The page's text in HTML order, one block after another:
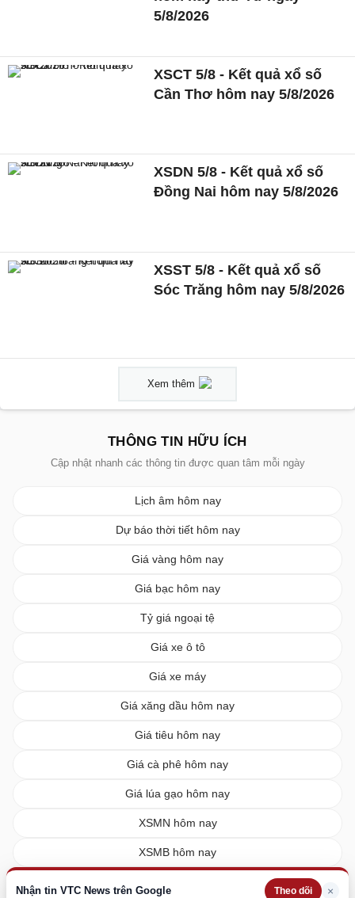
Nhận tin VTC News trên Google Theo dõi ×
5/8/2026
XSCT 5/8 - Kết quả xổ số
Cần Thơ hôm nay 5/8/2026
XSDN 5/8 - Kết quả xổ số
Đồng Nai hôm nay 5/8/2026
XSST 5/8 - Kết quả xổ số
Sóc Trăng hôm nay 5/8/2026
Xem thêm
THÔNG TIN HỮU ÍCH
Cập nhật nhanh các thông tin được quan tâm mỗi ngày
Lịch âm hôm nay
Dự báo thời tiết hôm nay
Giá vàng hôm nay
Giá bạc hôm nay
Tỷ giá ngoại tệ
Giá xe ô tô
Giá xe máy
Giá xăng dầu hôm nay
Giá tiêu hôm nay
Giá cà phê hôm nay
Giá lúa gạo hôm nay
XSMN hôm nay
XSMB hôm nay